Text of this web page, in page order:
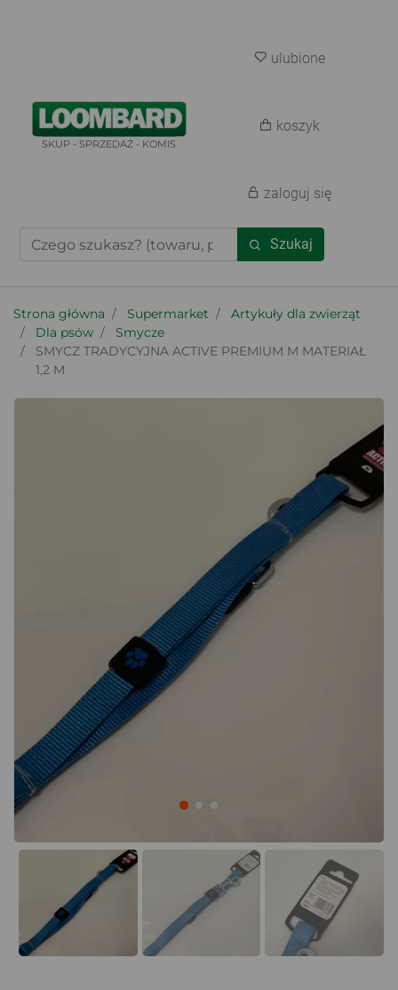
SKUP - SPRZEDAŻ - KOMIS
Szukaj
ulubione
koszyk
zaloguj się
Strona główna Supermarket
Artykuły dla zwierząt
Dla psów
Smycze
SMYCZ TRADYCYJNA ACTIVE PREMIUM M MATERIAŁ
1,2 M